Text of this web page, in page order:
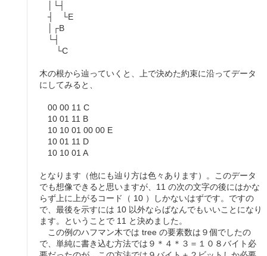
│└┤
┤ └E
│┌B
└┤
└C
木の根から辿っていくと、上で決めた約束に沿ってデータ
にしてみると、
00 00 11 C
10 01 11 B
10 10 01 00 00 E
10 01 11 D
10 10 01 A
となります（他にも辿り方は色々あります）。このデータ
でも想像できると思いますが、11 の次の文字の後にはかな
らず上に上がるコード（ 10 ）しかないはずです。ですの
で、最後を示すには 10 以外ならばなんでもいいことになり
ます。ということで 11 と決めました。
この例のハフマン木では tree の要素数は９個でしたの
で、単純に書き込む方法では９＊４＊３＝１０８バイト必